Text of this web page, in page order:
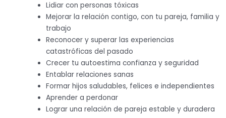
Lidiar con personas tóxicas
Mejorar la relación contigo, con tu pareja, familia y
trabajo
Reconocer y superar las experiencias
catastróficas del pasado
Crecer tu autoestima confianza y seguridad
Entablar relaciones sanas
Formar hijos saludables, felices e independientes
Aprender a perdonar
Lograr una relación de pareja estable y duradera